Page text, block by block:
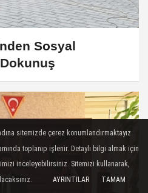
Sosyal
sitemizde çerez konumlandırmaktayız.
toplanıp işlenir. Detaylı bilgi almak için
inceleyebilirsiniz. Sitemizi kullanarak,
AYRINTILAR TAMAM